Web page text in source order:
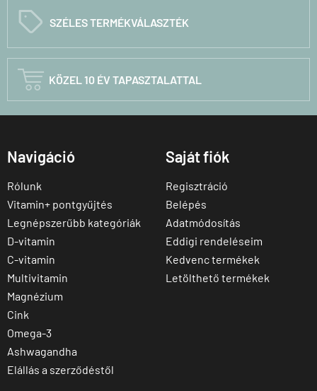
C SZÉLES TERMÉKVÁLASZTÉK
 KÖZEL 10 ÉV TAPASZTALATTAL
Navigáció
Rólunk
Vitamin+ pontgyűjtés
Legnépszerűbb kategóriák
D-vitamin
C-vitamin
Multivitamin
Magnézium
Cink
Omega-3
Ashwagandha
Elállás a szerződéstől
Saját fiók
Regisztráció
Belépés
Adatmódosítás
Eddigi rendeléseim
Kedvenc termékek
Letölthető termékek